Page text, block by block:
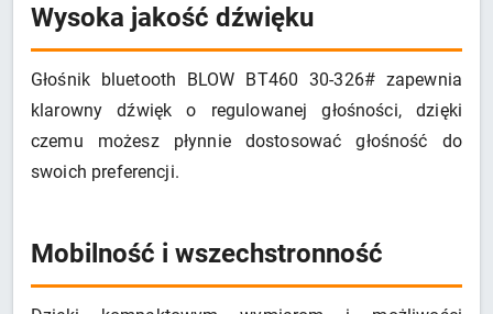
Wysoka jakość dźwięku
Głośnik bluetooth BLOW BT460 30-326# zapewnia
klarowny dźwięk o regulowanej głośności, dzięki
czemu możesz płynnie dostosować głośność do
swoich preferencji.
Mobilność i wszechstronność